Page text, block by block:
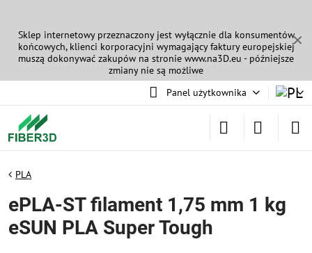
✕
Sklep internetowy przeznaczony jest wyłącznie dla konsumentów
końcowych, klienci korporacyjni wymagający faktury europejskiej
muszą dokonywać zakupów na stronie www.na3D.eu - późniejsze
zmiany nie są możliwe
Panel użytkownika
PLA
ePLA-ST filament 1,75 mm 1 kg
eSUN PLA Super Tough